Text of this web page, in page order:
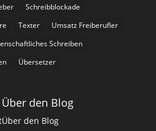
Schreibblockade
Texter
Umsatz Freiberufler
Schreiben
Übersetzer
Über den Blog
Über den Blog